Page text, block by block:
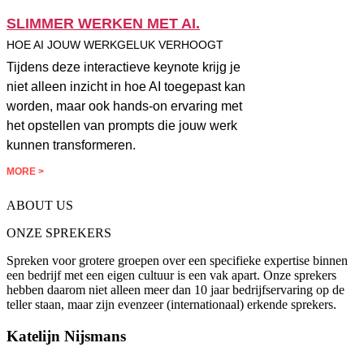
SLIMMER WERKEN MET AI.
HOE AI JOUW WERKGELUK VERHOOGT
Tijdens deze interactieve keynote krijg je
niet alleen inzicht in hoe AI toegepast kan
worden, maar ook hands-on ervaring met
het opstellen van prompts die jouw werk
kunnen transformeren.
MORE >
ABOUT US
ONZE SPREKERS
Spreken voor grotere groepen over een specifieke expertise binnen
een bedrijf met een eigen cultuur is een vak apart. Onze sprekers
hebben daarom niet alleen meer dan 10 jaar bedrijfservaring op de
teller staan, maar zijn evenzeer (internationaal) erkende sprekers.
Katelijn Nijsmans